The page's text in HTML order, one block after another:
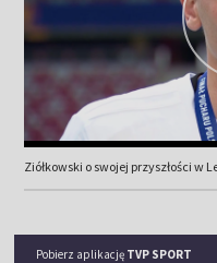
Ziółkowski o swojej przyszłości w
Pobierz aplikację TVP SPORT